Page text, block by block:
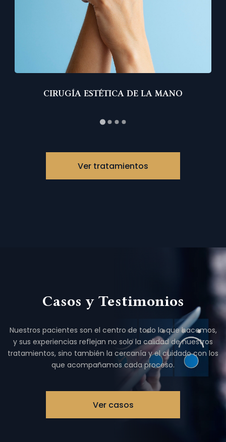
ESTÉTICA DE LA MANO
Ver tratamientos
Casos y Testimonios
Nuestros pacientes son el centro de todo lo que hacemos,
y sus experiencias reflejan no solo la calidad de nuestros
tratamientos, sino también la cercanía y el cuidado con los
que acompañamos cada proceso.
Ver casos